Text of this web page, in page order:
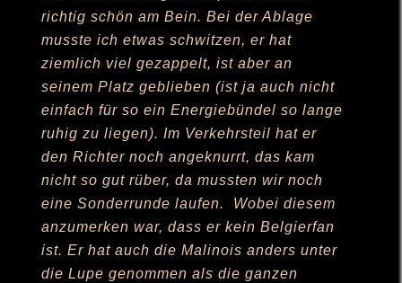
richtig schön am Bein. Bei der Ablage
musste ich etwas schwitzen, er hat
ziemlich viel gezappelt, ist aber an
seinem Platz geblieben (ist ja auch nicht
einfach für so ein Energiebündel so lange
ruhig zu liegen). Im Verkehrsteil hat er
den Richter noch angeknurrt, das kam
nicht so gut rüber, da mussten wir noch
eine Sonderrunde laufen. Wobei diesem
anzumerken war, dass er kein Belgierfan
ist. Er hat auch die Malinois anders unter
die Lupe genommen als die ganzen